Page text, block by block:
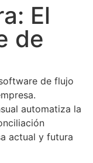
El
de
de flujo
automatiza la
actual y futura